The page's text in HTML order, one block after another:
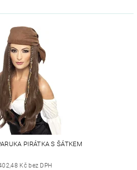
PIRÁTKA S ŠÁTKEM
Kč bez DPH